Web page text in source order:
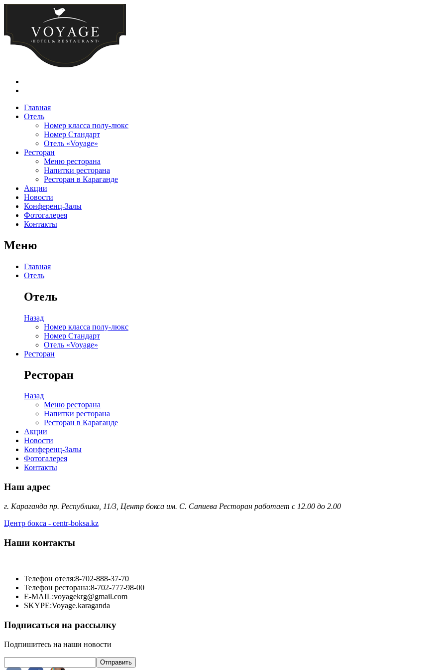
Главная
Отель
Номер класса полу-люкс
Номер Стандарт
Отель «Voyage»
Ресторан
Меню ресторана
Напитки ресторана
Ресторан в Караганде
Акции
Новости
Конференц-Залы
Фотогалерея
Контакты
Меню
Главная
Отель
Отель
Назад
Номер класса полу-люкс
Номер Стандарт
Отель «Voyage»
Ресторан
Ресторан
Назад
Меню ресторана
Напитки ресторана
Ресторан в Караганде
Акции
Новости
Конференц-Залы
Фотогалерея
Контакты
Наш адрес
г. Караганда пр. Республики, 11/3, Центр бокса им. С. Сапиева Ресторан работает с 12.00 до 2.00
Центр бокса - centr-boksa.kz
Наши контакты
Телефон отеля:8-702-888-37-70
Телефон ресторана:8-702-777-98-00
E-MAIL:voyagekrg@gmail.com
SKYPE:Voyage.karaganda
Подписаться на рассылку
Подпишитесь на наши новости
Отправить